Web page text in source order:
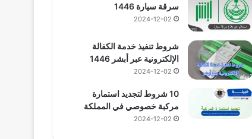
سرقة سيارة 1446
2024-12-02
شروط تنفيذ خدمة الكفالة
الإلكترونية عبر أبشر 1446
2024-12-02
10 شروط لتجديد استمارة
مركبة خصوصي في المملكة
2024-12-02